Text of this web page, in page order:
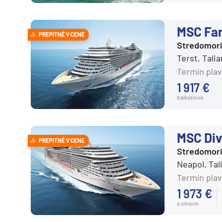
Arktída
Expedičné plavby
Galapágy
Potvrdiť zrušiť výber
PREPITNÉ V CENE MSC
Terst,
Termín
1 917 €
balkónová
PREPITNÉ V CENE MSC
Neapol,
Termín
1 973 €
s oknom